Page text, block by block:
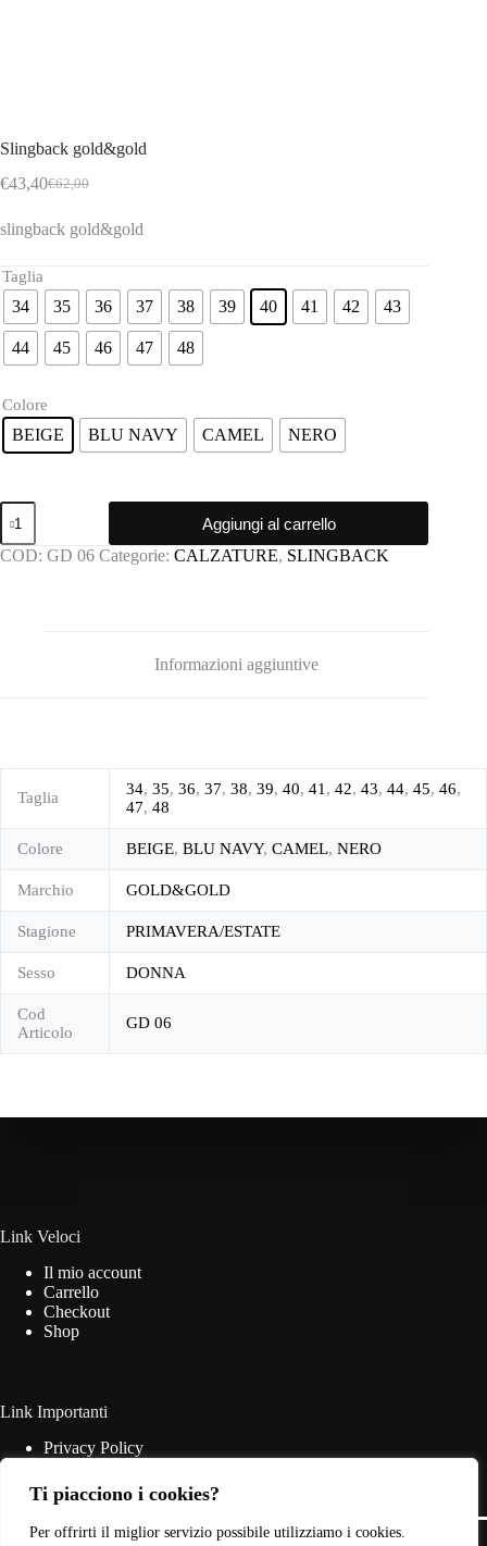
Ti piacciono i cookies?
Per offrirti il miglior servizio possibile utilizziamo i cookies.
Slingback gold&gold
€62,00
Il
originale
€43,40Il
attuale
slingback gold&gold
Taglia
34 35 36 37 38 39 40 41 42 43
44 45 46 47 48
Colore
BEIGE BLU NAVY CAMEL NERO
Slingback
gold&gold
quantità
Aggiungi al carrello
COD: GD 06 Categorie: CALZATURE, SLINGBACK
Informazioni aggiuntive
Taglia 34, 35, 36, 37, 38, 39, 40, 41 , 42, 43, 44, 45, 46,
47, 48
Colore BEIGE, BLU NAVY, CAMEL, NERO
Marchio GOLD&GOLD
Stagione PRIMAVERA/ESTATE
Sesso DONNA
Cod
Articolo
GD 06
Link Veloci
Il mio account
Carrello
Checkout
Shop
Link Importanti
Privacy Policy
Termini & Condizioni
Contatti
© 2026 - Web Powered byDylog Italia S.p.A.